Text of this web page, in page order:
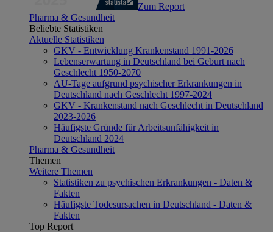
Zum Report
Pharma & Gesundheit
Beliebte Statistiken
Aktuelle Statistiken
GKV - Entwicklung Krankenstand 1991-2026
Lebenserwartung in Deutschland bei Geburt nach
Geschlecht 1950-2070
AU-Tage aufgrund psychischer Erkrankungen in
Deutschland nach Geschlecht 1997-2024
GKV - Krankenstand nach Geschlecht in Deutschland
2023-2026
Häufigste Gründe für Arbeitsunfähigkeit in
Deutschland 2024
Pharma & Gesundheit
Themen
Weitere Themen
Statistiken zu psychischen Erkrankungen - Daten &
Fakten
Häufigste Todesursachen in Deutschland - Daten &
Fakten
Top Report